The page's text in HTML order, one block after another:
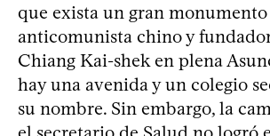
que exista un gran
anticomunista chino y
Chiang Kai-shek en plena
hay una avenida y un colegio
su nombre. Sin embargo, la